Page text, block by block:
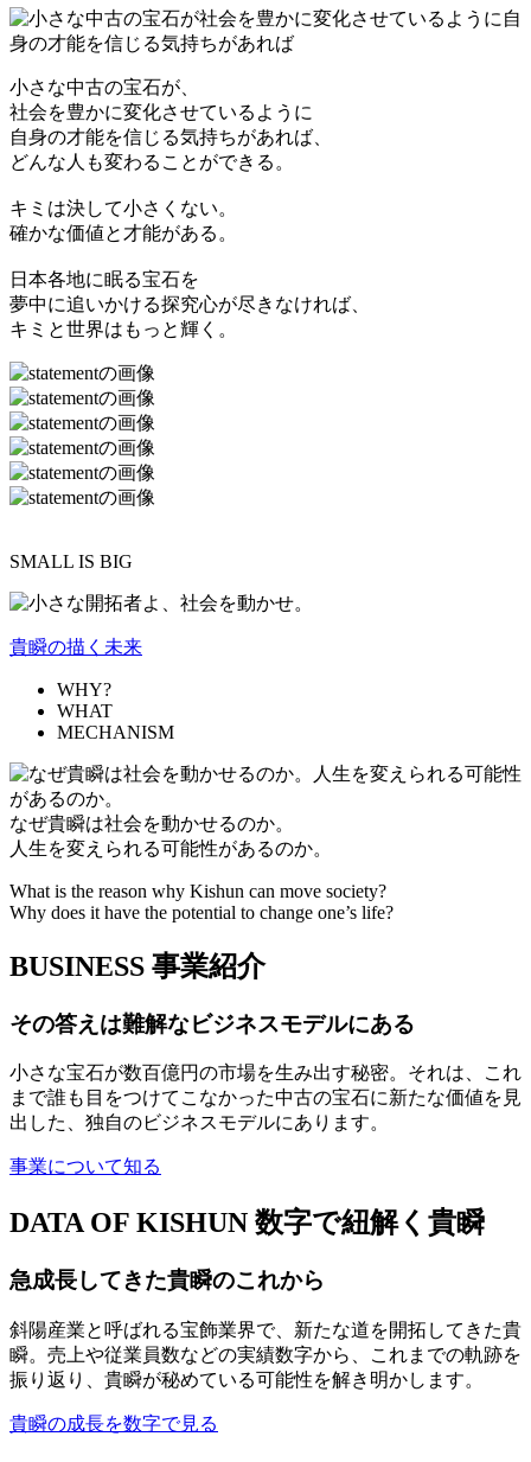
小さな中古の宝石が、
社会を豊かに変化させているように
自身の才能を信じる気持ちがあれば、
どんな人も変わることができる。
キミは決して小さくない。
確かな価値と才能がある。
日本各地に眠る宝石を
夢中に追いかける探究心が尽きなければ、
キミと世界はもっと輝く。
SMALL IS BIG
貴瞬の描く未来
WHY?
WHAT
MECHANISM
なぜ貴瞬は社会を動かせるのか。
人生を変えられる可能性があるのか。
What is the reason why Kishun can move society?
Why does it have the potential to change one’s life?
BUSINESS 事業紹介
その答えは難解なビジネスモデルにある
小さな宝石が数百億円の市場を生み出す秘密。それは、これ
まで誰も目をつけてこなかった中古の宝石に新たな価値を見
出した、独自のビジネスモデルにあります。
事業について知る
DATA OF KISHUN 数字で紐解く貴瞬
急成長してきた貴瞬のこれから
斜陽産業と呼ばれる宝飾業界で、新たな道を開拓してきた貴
瞬。売上や従業員数などの実績数字から、これまでの軌跡を
振り返り、貴瞬が秘めている可能性を解き明かします。
貴瞬の成長を数字で見る